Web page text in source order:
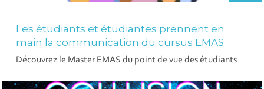
Les étudiants et étudiantes prennent en
main la communication du cursus EMAS
Découvrez le Master EMAS du point de vue des étudiants